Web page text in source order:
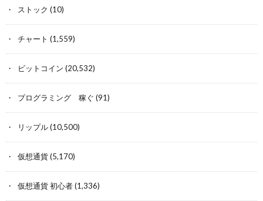
ストック (10)
チャート (1,559)
ビットコイン (20,532)
プログラミング 稼ぐ (91)
リップル(10,500)
仮想通貨(5,170)
仮想通貨 初心者(1,336)